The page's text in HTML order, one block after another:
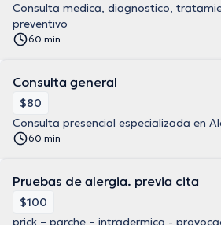
Consulta medica, diagnostico,
preventivo
60 min
Consulta general
$80
Consulta presencial especializada en
60 min
Pruebas de alergia. previa cita
$100
prick – parche – intradermica -